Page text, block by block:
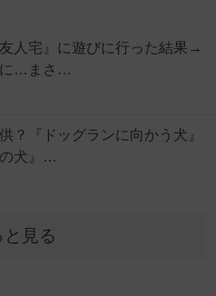
人宅』に遊びに行った結果→
に…まさ…
？『ドッグランに向かう犬』
犬』…
と見る